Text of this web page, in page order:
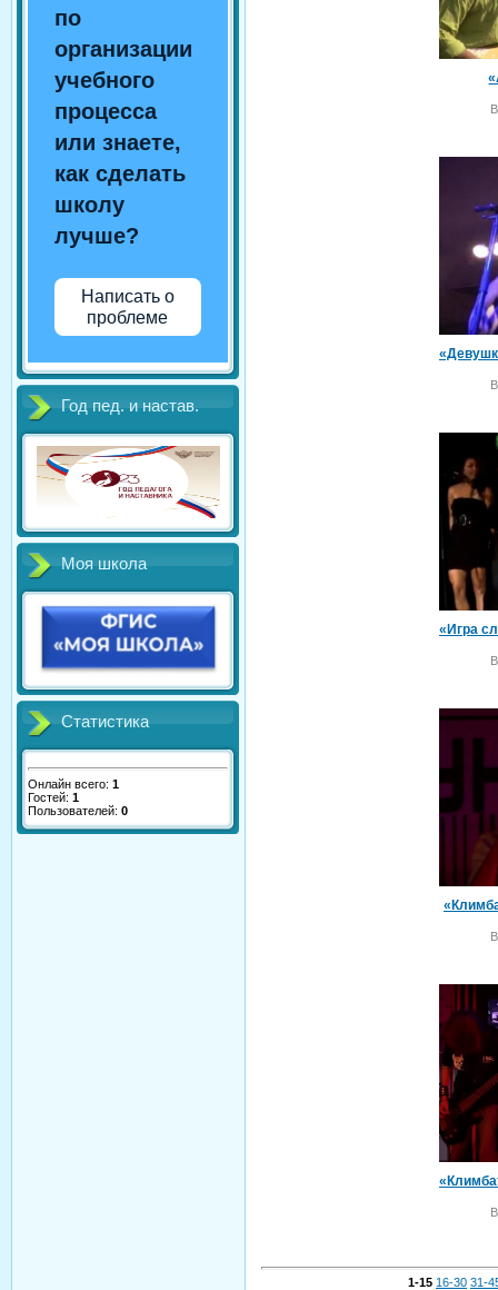
по
организации
учебного
процесса
или знаете,
как сделать
школу
лучше?
Написать о
проблеме
Год пед. и настав.
Моя школа
Статистика
Онлайн всего: 1
Гостей: 1
Пользователей: 0
1-15 16-30 31-